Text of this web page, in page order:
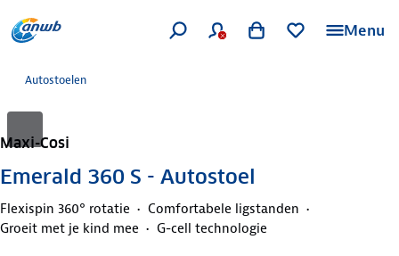
Menu
Autostoelen
Maxi-Cosi
Emerald 360 S - Autostoel
Flexispin 360° rotatie
Comfortabele ligstanden
Groeit met je kind mee
G-cell technologie